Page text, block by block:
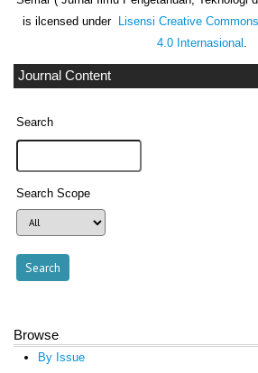
is ilcensed under Lisensi Creative
4.0 Internasional .
Journal Content
Search
Search Scope
Browse
By Issue